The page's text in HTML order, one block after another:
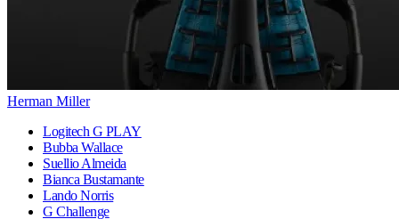
Herman Miller
Logitech G PLAY
Bubba Wallace
Suellio Almeida
Bianca Bustamante
Lando Norris
G Challenge